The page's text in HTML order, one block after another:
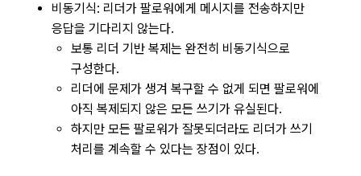
비동기식: 리더가 팔로워에게 메시지를 전송하지만
응답을 기다리지 않는다.
보통 리더 기반 복제는 완전히 비동기식으로
구성한다.
리더에 문제가 생겨 복구할 수 없게 되면 팔로워에
아직 복제되지 않은 모든 쓰기가 유실된다.
하지만 모든 팔로워가 잘못되더라도 리더가 쓰기
처리를 계속할 수 있다는 장점이 있다.